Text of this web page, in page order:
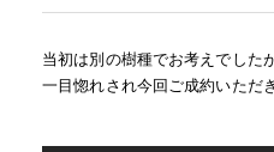
当初は別の樹種でお考えでした
一目惚れされ今回ご成約いただ